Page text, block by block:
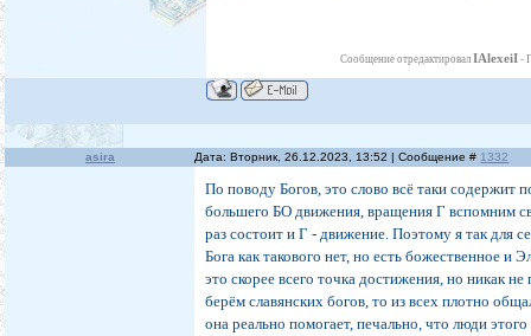
Сообщение отредактировалIAlexeiI -
asira Дата: Вторник, 26.12.2023, 13:52 | Сообщение # 1332
По поводу Богов, это слово всё таки содержит
большего БО движения, вращения Г вспомним
раз состоит и Г - движение. Поэтому я так для
Бога как такового нет, но есть божественное и
это скорее всего точка достижения, но никак
берём славянских богов, то из всех плотно
она реально помогает, печально, что люди